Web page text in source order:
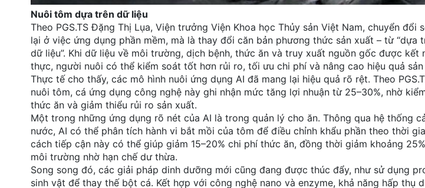
Nuôi tôm dựa trên dữ liệu
Theo PGS.TS Đặng Thị Lụa, Viện trưởng Viện Khoa học Thủy sản Việt Nam, chuyển
lại ở việc ứng dụng phần mềm, mà là thay đổi căn bản phương thức sản xuất – từ “dựa
dữ liệu”. Khi dữ liệu về môi trường, dịch bệnh, thức ăn và truy xuất nguồn gốc được
thực, người nuôi có thể kiểm soát tốt hơn rủi ro, tối ưu chi phí và nâng cao hiệu quả sản
Thực tế cho thấy, các mô hình nuôi ứng dụng AI đã mang lại hiệu quả rõ rệt. Theo
nuôi tôm, cá ứng dụng công nghệ này ghi nhận mức tăng lợi nhuận từ 25–30%, nhờ
thức ăn và giảm thiểu rủi ro sản xuất.
Một trong những ứng dụng rõ nét của AI là trong quản lý cho ăn. Thông qua hệ thống
nước, AI có thể phân tích hành vi bắt mồi của tôm để điều chỉnh khẩu phần theo thời
cách tiếp cận này có thể giúp giảm 15–20% chi phí thức ăn, đồng thời giảm khoảng
môi trường nhờ hạn chế dư thừa.
Song song đó, các giải pháp dinh dưỡng mới cũng đang được thúc đẩy, như sử dụng
sinh vật để thay thế bột cá. Kết hợp với công nghệ nano và enzyme, khả năng hấp thụ